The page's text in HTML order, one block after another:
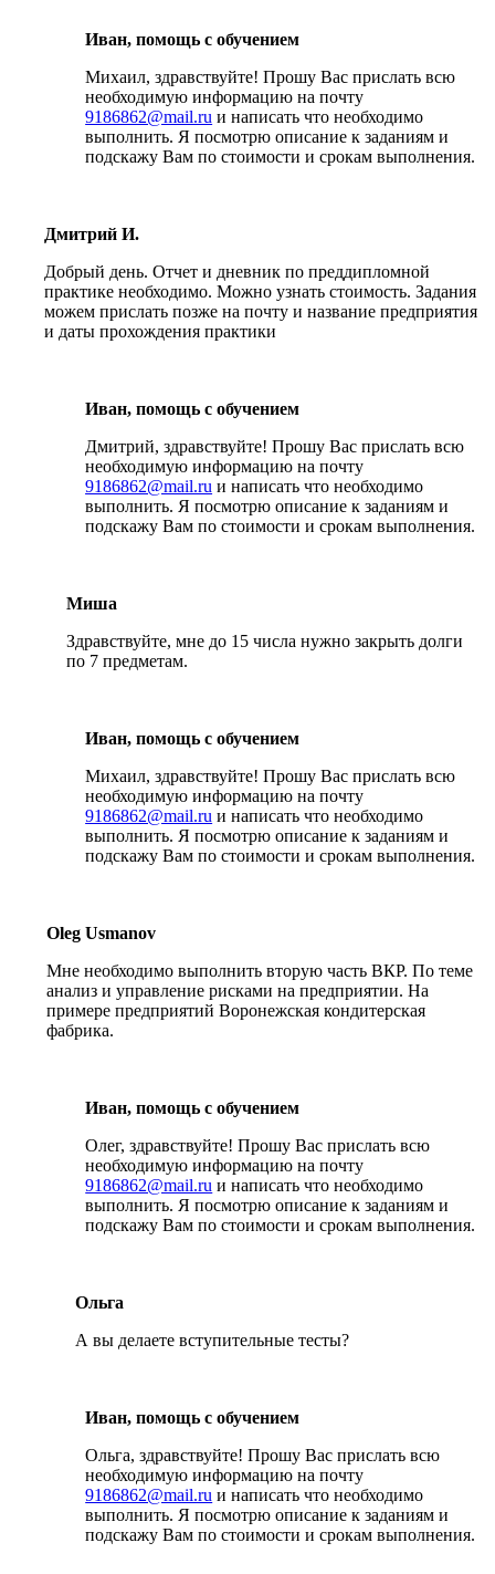
Иван, помощь с обучением
Михаил, здравствуйте! Прошу Вас прислать всю
необходимую информацию на почту
9186862@mail.ru и написать что необходимо
выполнить. Я посмотрю описание к заданиям и
подскажу Вам по стоимости и срокам выполнения.
Дмитрий И.
Добрый день. Отчет и дневник по преддипломной
практике необходимо. Можно узнать стоимость. Задания
можем прислать позже на почту и название предприятия
и даты прохождения практики
Иван, помощь с обучением
Дмитрий, здравствуйте! Прошу Вас прислать всю
необходимую информацию на почту
9186862@mail.ru и написать что необходимо
выполнить. Я посмотрю описание к заданиям и
подскажу Вам по стоимости и срокам выполнения.
Миша
Здравствуйте, мне до 15 числа нужно закрыть долги
по 7 предметам.
Иван, помощь с обучением
Михаил, здравствуйте! Прошу Вас прислать всю
необходимую информацию на почту
9186862@mail.ru и написать что необходимо
выполнить. Я посмотрю описание к заданиям и
подскажу Вам по стоимости и срокам выполнения.
Oleg Usmanov
Мне необходимо выполнить вторую часть ВКР. По теме
анализ и управление рисками на предприятии. На
примере предприятий Воронежская кондитерская
фабрика.
Иван, помощь с обучением
Олег, здравствуйте! Прошу Вас прислать всю
необходимую информацию на почту
9186862@mail.ru и написать что необходимо
выполнить. Я посмотрю описание к заданиям и
подскажу Вам по стоимости и срокам выполнения.
Ольга
А вы делаете вступительные тесты?
Иван, помощь с обучением
Ольга, здравствуйте! Прошу Вас прислать всю
необходимую информацию на почту
9186862@mail.ru и написать что необходимо
выполнить. Я посмотрю описание к заданиям и
подскажу Вам по стоимости и срокам выполнения.